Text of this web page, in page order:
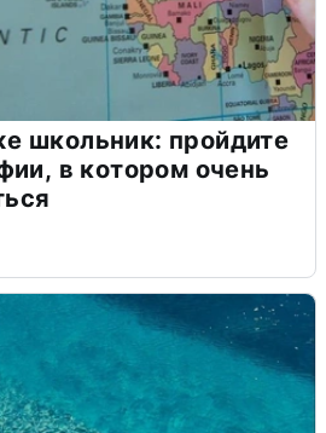
школьник: пройдите
в котором очень